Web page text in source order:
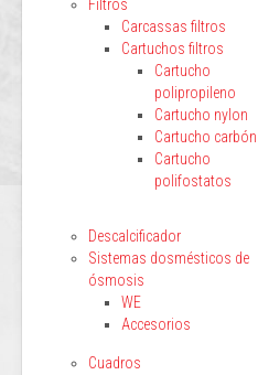
Filtros
Carcassas filtros
Cartuchos filtros
Cartucho
polipropileno
Cartucho nylon
Cartucho carbón
Cartucho
polifostatos
Descalcificador
Sistemas dosmésticos de
ósmosis
WE
Accesorios
Cuadros